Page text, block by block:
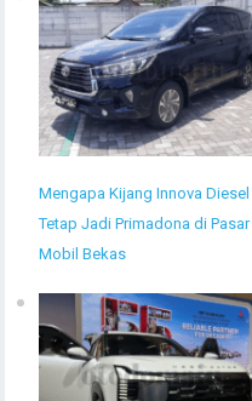
Mengapa Kijang Innova Diesel
Tetap Jadi Primadona di Pasar
Mobil Bekas